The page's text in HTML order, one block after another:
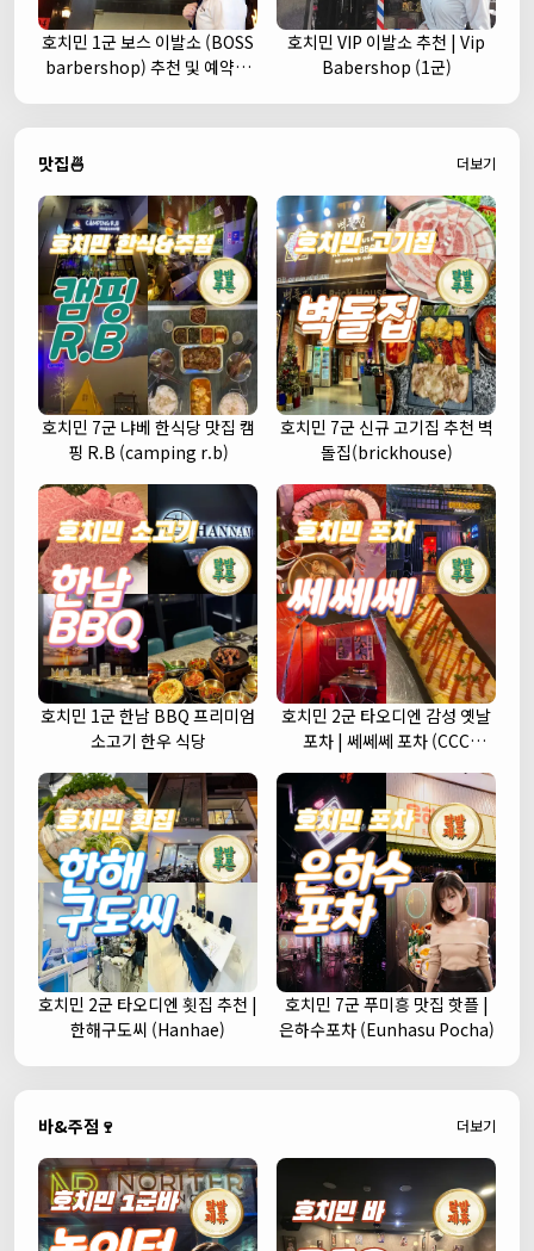
호치민 1군 보스 이발소 (BOSS
barbershop) 추천 및 예약안
호치민 VIP 이발소 추천 | Vip
Babershop (1군)
맛집🍜 더보기
호치민 7군 냐베 한식당 맛집 캠
핑 R.B (camping r.b)
호치민 7군 신규 고기집 추천 벽
돌집(brickhouse)
호치민 1군 한남 BBQ 프리미엄
소고기 한우 식당
호치민 2군 타오디엔 감성 옛날
포차 | 쎄쎄쎄 포차 (CCC
호치민 2군 타오디엔 횟집 추천 |
한해구도씨 (Hanhae)
호치민 7군 푸미흥 맛집 핫플 |
은하수포차 (Eunhasu Pocha)
바&주점🍷 더보기